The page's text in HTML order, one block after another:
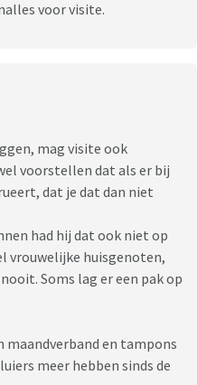
voor visite.
mag visite ook
voorstellen dat als er bij
dat je dat dan niet
had hij dat ook niet op
vrouwelijke huisgenoten,
Soms lag er een pak op
maandverband en tampons
meer hebben sinds de